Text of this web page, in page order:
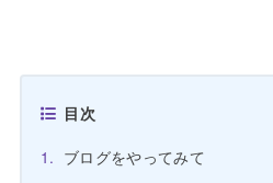
目次
ブログをやってみて